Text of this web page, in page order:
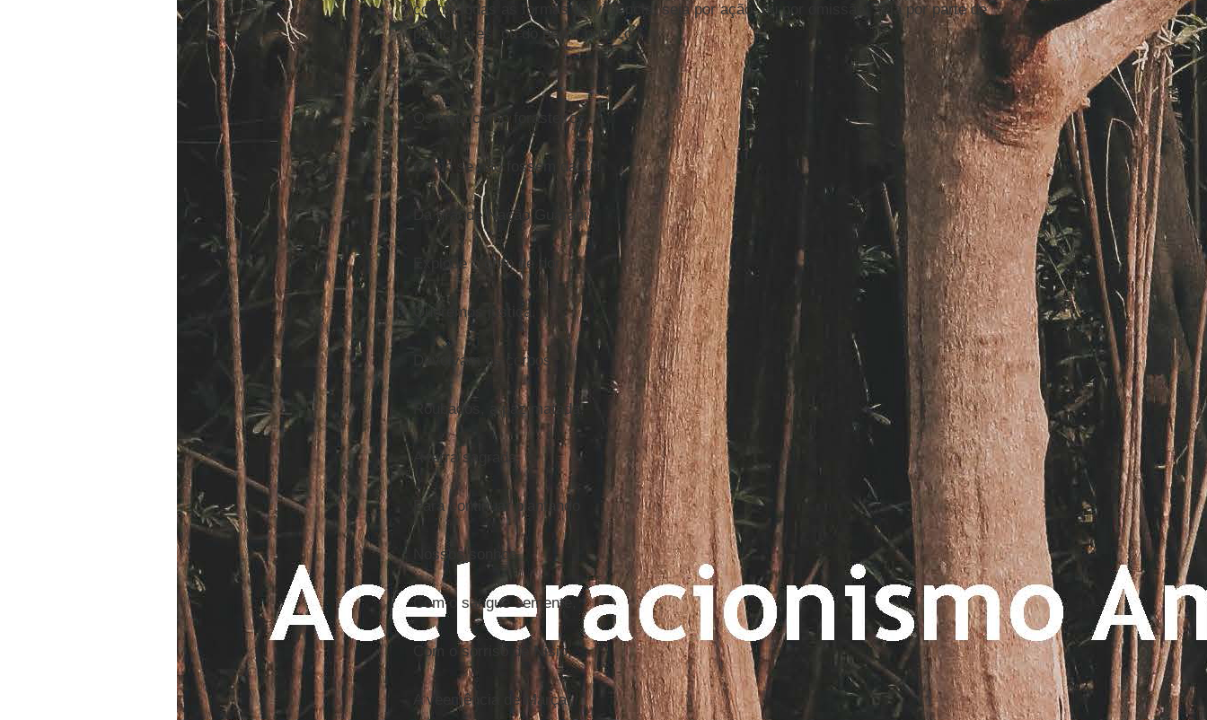
contra todas as formas de violência, seja por ação, ou por omissão, seja por parte de
particulares ou do poder público."
Os trata como forasteiros,
Como se não fossem daqui!
Da grande Nação Guarani,
Explode o grito de dor,
Queremos justiça,
Devolvam os corpos
Roubados, a paz matada,
A terra sagrada,
Para continuar plantando
Nossos sonhos
Com o sangue semente,
Com o sorriso de Nisio,
A veemência de Marçal,